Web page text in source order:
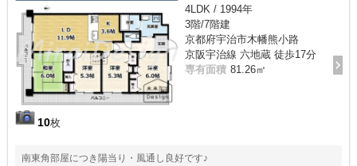
10枚
4LDK / 1994年
3階/7階建
京都府宇治市木幡熊小路
京阪宇治線 六地蔵 徒歩17分
専有面積 81.26㎡
南東角部屋につき陽当り・風通し良好です♪